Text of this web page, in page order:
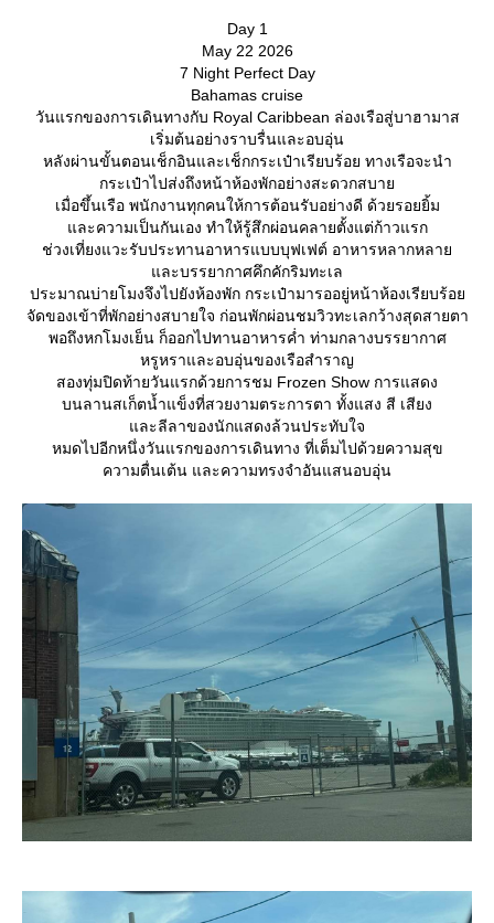
Day 1
May 22 2026
7 Night Perfect Day
Bahamas cruise
วันแรกของการเดินทางกับ Royal Caribbean ล่องเรือสู่บาฮามาส
เริ่มต้นอย่างราบรื่นและอบอุ่น
หลังผ่านขั้นตอนเช็กอินและเช็กกระเป๋าเรียบร้อย ทางเรือจะนำ
กระเป๋าไปส่งถึงหน้าห้องพักอย่างสะดวกสบา
เมื่อขึ้นเรือ พนักงานทุกคนให้การต้อนรับอย่างดี ด้วยรอยยิ้ม
ละความเป็นกันเอง ทำให้รู้สึกผ่อนคลายตั้งแต่ก้าวแรก
ช่วงเที่ยงแวะรับประทานอาหารแบบบุฟเฟต์ อาหารหลากหลา
ละบรรยากาศคึกคักริมทะเล
ประมาณบ่ายโมงจึงไปยังห้องพัก กระเป๋ามารออยู่หน้าห้องเรียบร้อ
จัดของเข้าที่พักอย่างสบายใจ ก่อนพักผ่อนชมวิวทะเลกว้างสุดสายตา
พอถึงหกโมงเย็น ก็ออกไปทานอาหารค่ำ ท่ามกลางบรรยากาศ
หรูหราและอบอุ่นของเรือสำราญ
สองทุ่มปิดท้ายวันแรกด้วยการชม Frozen Show การแสดง
บนลานสเก็ตน้ำแข็งที่สวยงามตระการตา ทั้งแสง สี เสียง
ละลีลาของนักแสดงล้วนประทับใจ
หมดไปอีกหนึ่งวันแรกของการเดินทาง ที่เต็มไปด้วยความสุข
ความตื่นเต้น และความทรงจำอันแสนอบอุ่น